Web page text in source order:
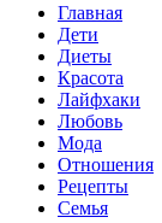
Главная
Дети
Диеты
Красота
Лайфхаки
Любовь
Мода
Отношения
Рецепты
Семья